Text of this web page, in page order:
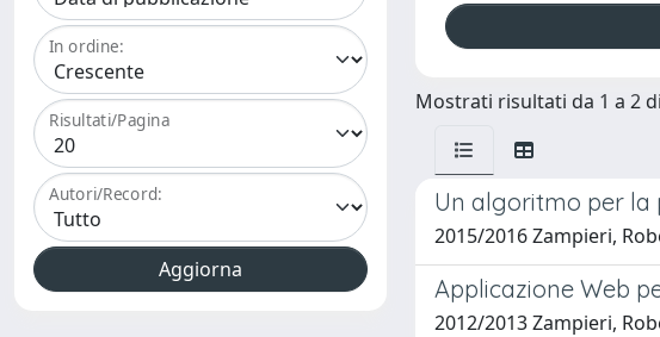
In ordine:
Risultati/Pagina
Autori/Record:
Mostrati risultati da 1 a 2
Un algoritmo per la
2015/2016 Zampieri,
Applicazione Web
2012/2013 Zampieri,